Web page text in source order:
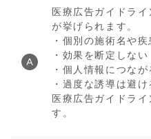
医療広告ガイドラ
が挙げられます。
・個別の施術名や
・効果を断定しない
・個人情報につな
・過度な誘導は避け
医療広告ガイドラ
す。